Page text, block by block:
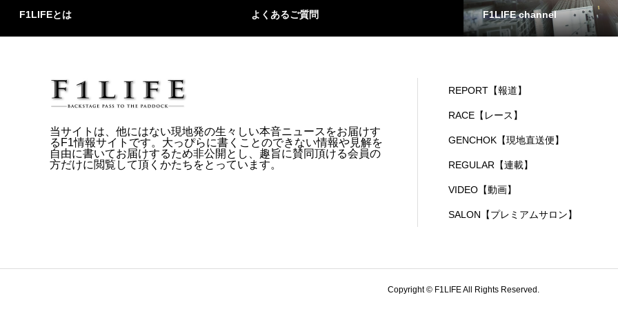
F1LIFEとは よくあるご質問 F1LIFE channel
当サイトは、他にはない現地発の生々しい本音ニュースをお届けす
るF1情報サイトです。大っぴらに書くことのできない情報や見解を
自由に書いてお届けするため非公開とし、趣旨に賛同頂ける会員の
方だけに閲覧して頂くかたちをとっています。
REPORT【報道】
RACE【レース】
GENCHOK【現地直送便】
REGULAR【連載】
VIDEO【動画】
SALON【プレミアムサロン】
Copyright © F1LIFE All Rights Reserved.